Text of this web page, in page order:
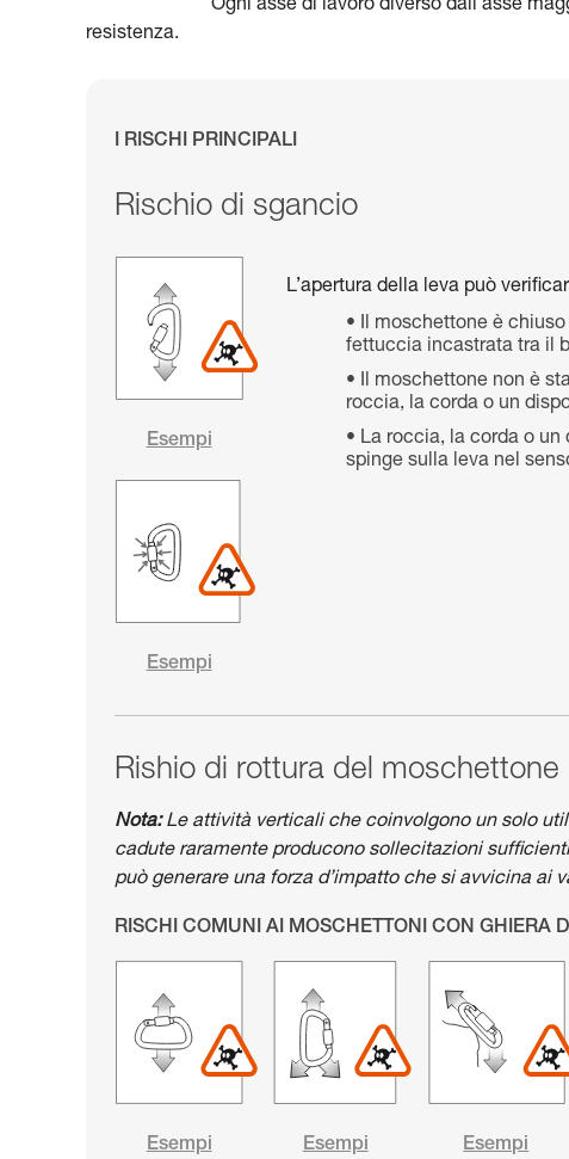
Ogni asse di lavoro diverso dall’asse
resistenza.
I RISCHI PRINCIPALI
Rischio di sgancio
Esempi
Esempi
L’apertura della leva può
Il moschettone è
fettuccia incastrata tra il
Il moschettone non è
roccia, la corda o un
La roccia, la corda o
spinge sulla leva nel
Rishio di rottura del moschettone
Nota:Le attività verticali che coinvolgono un solo
cadute raramente producono sollecitazioni
può generare una forza d’impatto che si avvicina
RISCHI COMUNI AI MOSCHETTONI CON GHIERA
Esempi Esempi Esempi